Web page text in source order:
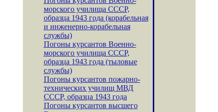
морского училища СССР,
образца 1943 года (корабельная
и инженерно-корабельная
службы)
Погоны курсантов Военно-
морского училища СССР,
образца 1943 года (тыловые
службы)
Погоны курсантов пожарно-
технических училищ МВД
СССР, образца 1943 года
Погоны курсантов высшего